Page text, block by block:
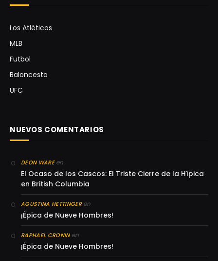
Los Atléticos
MLB
Futbol
Baloncesto
UFC
NUEVOS COMENTARIOS
DEON WAREen
El Ocaso de los Cascos: El Triste Cierre de la Hípica
en British Columbia
AGUSTINA HETTINGERen
¡Épica de Nueve Hombres!
RAPHAEL CRONINen
¡Épica de Nueve Hombres!